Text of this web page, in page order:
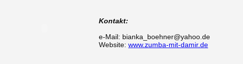
Kontakt:
e-Mail: bianka_boehner@yahoo.de
Website: www.zumba-mit-damir.de